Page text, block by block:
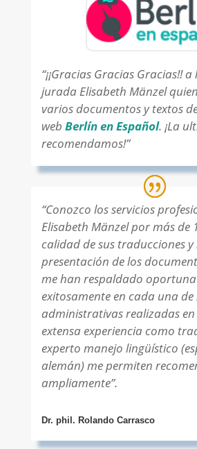
“¡¡Gracias Gracias Gracias!!
jurada Elisabeth Mänzel
varios documentos y textos
web Berlín en Español. ¡La
recomendamos!”
“Conozco los servicios
Elisabeth Mänzel por más de
calidad de sus traducciones
presentación de los
me han respaldado
exitosamente en cada una de
administrativas realizadas en
extensa experiencia como
experto manejo lingüístico
alemán) me permiten
ampliamente”.
Dr. phil. Rolando Carrasco